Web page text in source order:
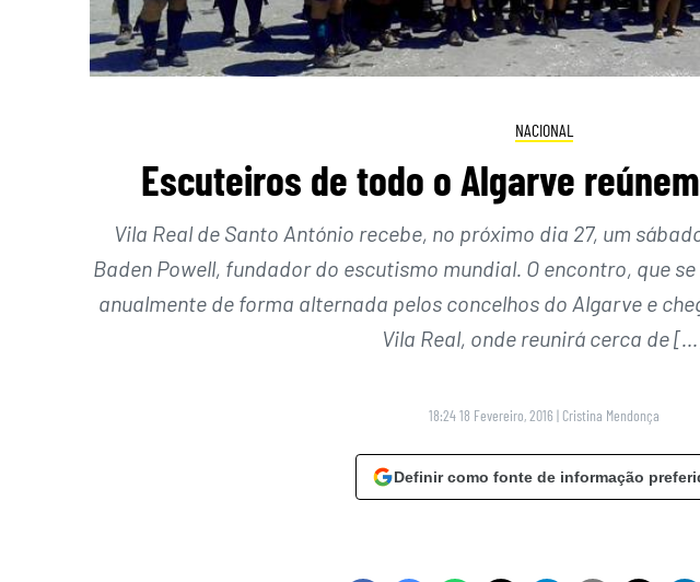
NACIONAL
Escuteiros de todo o Algarve
Vila Real de Santo António recebe, no próximo dia 27, um
Baden Powell, fundador do escutismo mundial. O encontro, que
anualmente de forma alternada pelos concelhos do Algarve e
Vila Real, onde reunirá cerca de
18:24 18 Fevereiro, 2016 | Cristina Mendonça
Definir como fonte de informação